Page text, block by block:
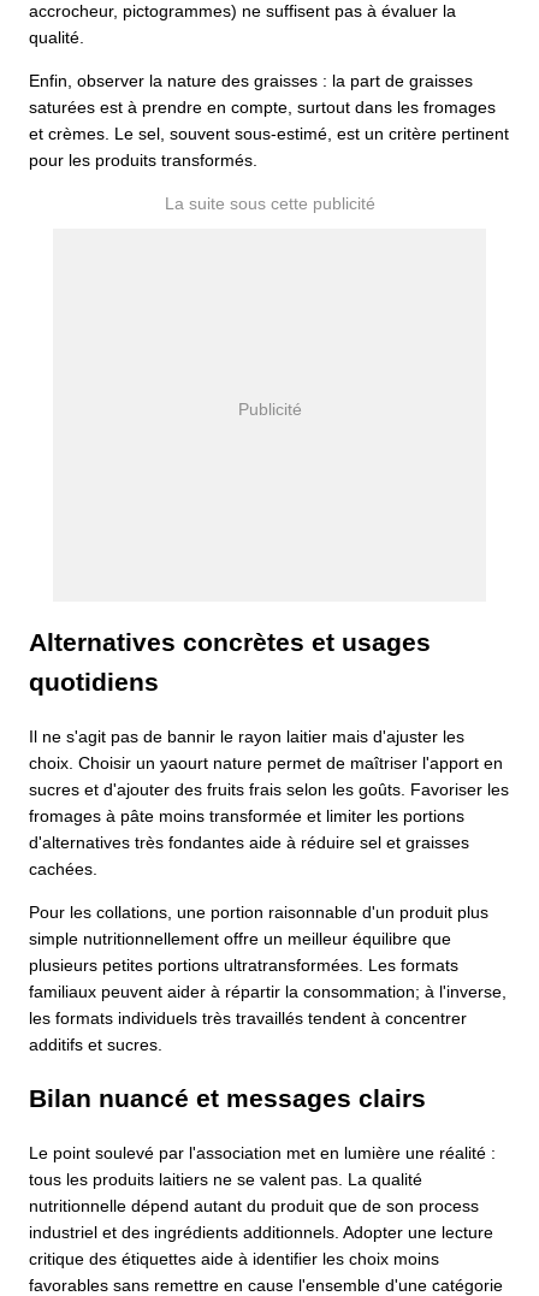
accrocheur, pictogrammes) ne suffisent pas à évaluer la
qualité.
Enfin, observer la nature des graisses : la part de graisses
saturées est à prendre en compte, surtout dans les fromages
et crèmes. Le sel, souvent sous-estimé, est un critère pertinent
pour les produits transformés.
Alternatives concrètes et usages
quotidiens
Il ne s'agit pas de bannir le rayon laitier mais d'ajuster les
choix. Choisir un yaourt nature permet de maîtriser l'apport en
sucres et d'ajouter des fruits frais selon les goûts. Favoriser les
fromages à pâte moins transformée et limiter les portions
d'alternatives très fondantes aide à réduire sel et graisses
cachées.
Pour les collations, une portion raisonnable d'un produit plus
simple nutritionnellement offre un meilleur équilibre que
plusieurs petites portions ultratransformées. Les formats
familiaux peuvent aider à répartir la consommation; à l'inverse,
les formats individuels très travaillés tendent à concentrer
additifs et sucres.
Bilan nuancé et messages clairs
Le point soulevé par l'association met en lumière une réalité :
tous les produits laitiers ne se valent pas. La qualité
nutritionnelle dépend autant du produit que de son process
industriel et des ingrédients additionnels. Adopter une lecture
critique des étiquettes aide à identifier les choix moins
favorables sans remettre en cause l'ensemble d'une catégorie